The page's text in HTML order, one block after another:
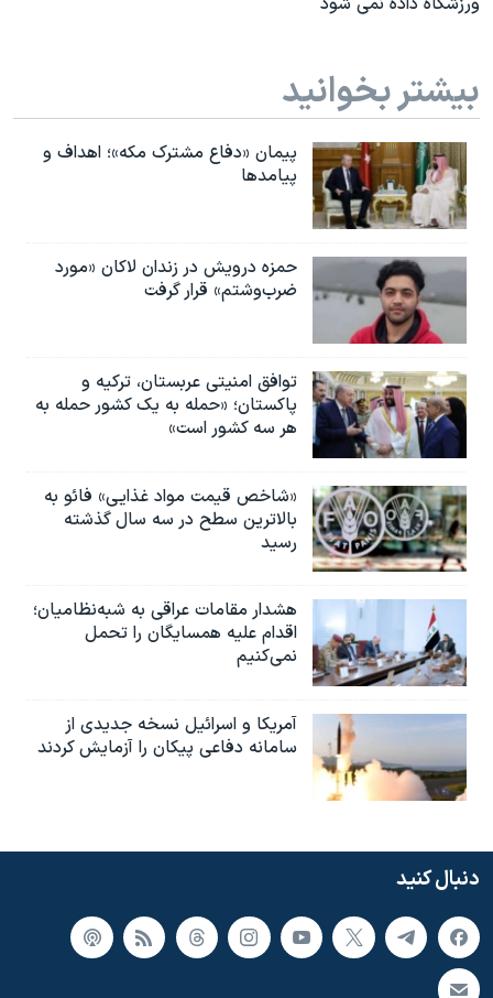
اسرائیل در جنگ
همایش محافظه‌کاران آمریکا «سی‌پک»
سفر پرزیدنت ترامپ به چین
بیشتر بخوانید
پیمان «دفاع مشترک مکه»؛ اهداف و
پیامدها
حمزه درویش در زندان لاکان «مورد
ضرب‌وشتم» قرار گرفت
توافق امنیتی عربستان، ترکیه و
پاکستان؛ «حمله به یک کشور حمله به
هر سه کشور است»
«شاخص قیمت مواد غذایی» فائو به
بالاترین سطح در سه سال گذشته
رسید
هشدار مقامات عراقی به شبه‌نظامیان؛
اقدام علیه همسایگان را تحمل
نمی‌کنیم
آمریکا و اسرائیل نسخه جدیدی از
سامانه دفاعی پیکان را آزمایش کردند
دنبال کنید